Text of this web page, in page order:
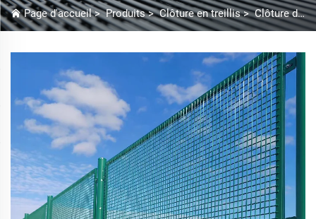
Page d'accueil>Produits>Clôture en treillis>Clôture de sécurité pour autoroutes et circulation